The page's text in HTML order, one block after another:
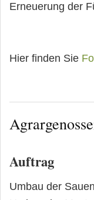
Erneuerung der
Hier finden Sie
Auftrag
Umbau der